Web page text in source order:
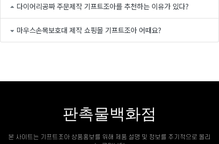
다이어리공짜 주문제작 기프트조아를 추천하는 이유가 있다?
마우스손목보호대 제작 쇼핑몰 기프트조아 어때요?
판촉물백화점
본 사이트는 기프트조아 상품홍보를 위해 제품 설명 및 정보를 주기적으로 올리